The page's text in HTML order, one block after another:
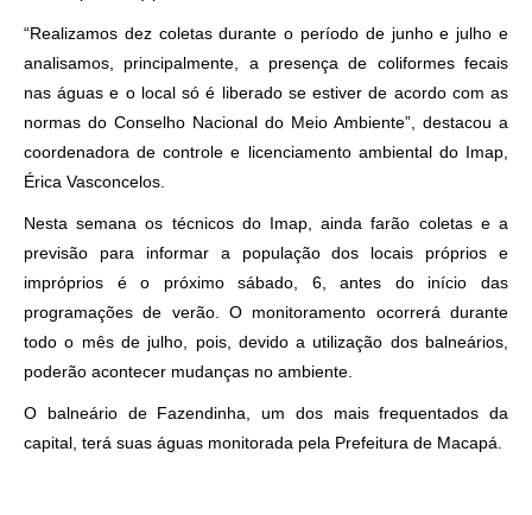
“Realizamos dez coletas durante o período de junho e julho e
analisamos, principalmente, a presença de coliformes fecais
nas águas e o local só é liberado se estiver de acordo com as
normas do Conselho Nacional do Meio Ambiente”, destacou a
coordenadora de controle e licenciamento ambiental do Imap,
Érica Vasconcelos.
Nesta semana os técnicos do Imap, ainda farão coletas e a
previsão para informar a população dos locais próprios e
impróprios é o próximo sábado, 6, antes do início das
programações de verão. O monitoramento ocorrerá durante
todo o mês de julho, pois, devido a utilização dos balneários,
poderão acontecer mudanças no ambiente.
O balneário de Fazendinha, um dos mais frequentados da
capital, terá suas águas monitorada pela Prefeitura de Macapá.